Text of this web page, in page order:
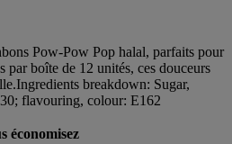
Pow-Pow Pop halal, parfaits pour
par boîte de 12 unités, ces douceurs
breakdown: Sugar,
flavouring, colour: E162
économisez